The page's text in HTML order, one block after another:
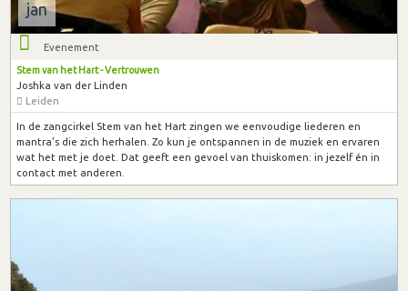
jan
Evenement
Stem van het Hart - Vertrouwen
Joshka van der Linden
Leiden
In de zangcirkel Stem van het Hart zingen we eenvoudige liederen en
mantra’s die zich herhalen. Zo kun je ontspannen in de muziek en ervaren
wat het met je doet. Dat geeft een gevoel van thuiskomen: in jezelf én in
contact met anderen.